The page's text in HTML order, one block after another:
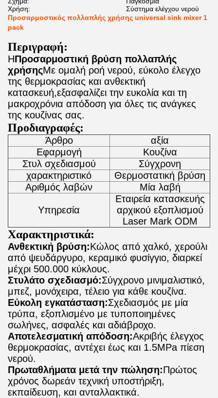
Χρήση:
Σύστημα ελέγχου νερού
Προσαρμοστικός πολλαπλής χρήσης universal sink mixer 1
pack
Περιγραφή:
ΗΠροσαρμοστική βρύση πολλαπλής
χρήσηςΜε ομαλή ροή νερού, εύκολο έλεγχο
της θερμοκρασίας και ανθεκτική
κατασκευή,εξασφαλίζει την ευκολία και τη
μακροχρόνια απόδοση για όλες τις ανάγκες
της κουζίνας σας.
Προδιαγραφές:
Άρθρο
αξία
Εφαρμογή
Κουζίνα
Στυλ σχεδιασμού
Σύγχρονη
χαρακτηριστικό
Θερμοστατική βρύση
Αριθμός λαβών
Μία λαβή
Υπηρεσία
Εταιρεία κατασκευής
αρχικού εξοπλισμού
Laser Mark ODM
Χαρακτηριστικά:
Ανθεκτική βρύση:Κώλος από χαλκό, χερούλι
από ψευδάργυρο, κεραμικό φυσίγγιο, διαρκεί
μέχρι 500.000 κύκλους.
Στυλάτο σχεδιασμό:Σύγχρονο μινιμαλιστικό,
μπεζ, μονόχειρα, τέλειο για κάθε κουζίνα.
Εύκολη εγκατάσταση:Σχεδιασμός με μία
τρύπα, εξοπλισμένο με τυποποιημένες
σωλήνες, ασφαλές και αδιάβροχο.
Αποτελεσματική απόδοση:Ακριβής έλεγχος
θερμοκρασίας, αντέχει έως και 1.5MPa πίεση
νερού.
Πρωταθλήματα μετά την πώληση:Πρώτος
χρόνος δωρεάν τεχνική υποστήριξη,
εκπαίδευση, και ανταλλακτικά.